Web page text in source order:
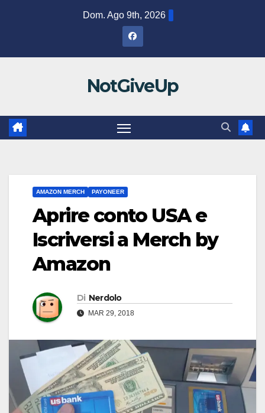
Dom. Ago 9th, 2026
NotGiveUp
AMAZON MERCH PAYONEER
Aprire conto USA e
Iscriversi a Merch by
Amazon
Di Nerdolo
MAR 29, 2018